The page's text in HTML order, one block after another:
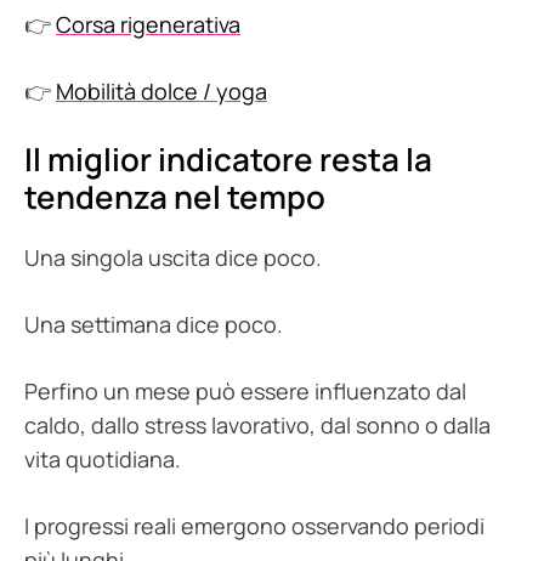
👉Corsa rigenerativa
👉 Mobilità dolce / yoga
Il miglior indicatore resta la
tendenza nel tempo
Una singola uscita dice poco.
Una settimana dice poco.
Perfino un mese può essere influenzato dal
caldo, dallo stress lavorativo, dal sonno o dalla
vita quotidiana.
I progressi reali emergono osservando periodi